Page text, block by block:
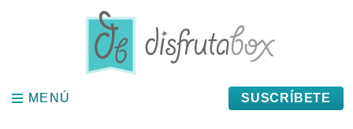
MENÚ
MENÚ SUSCRÍBETE